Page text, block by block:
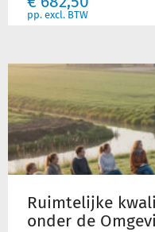
pp. excl. BTW
Ruimtelijke
onder de
Ruimtelijke
en
stedenbouw
onder
de
Omgevingswet